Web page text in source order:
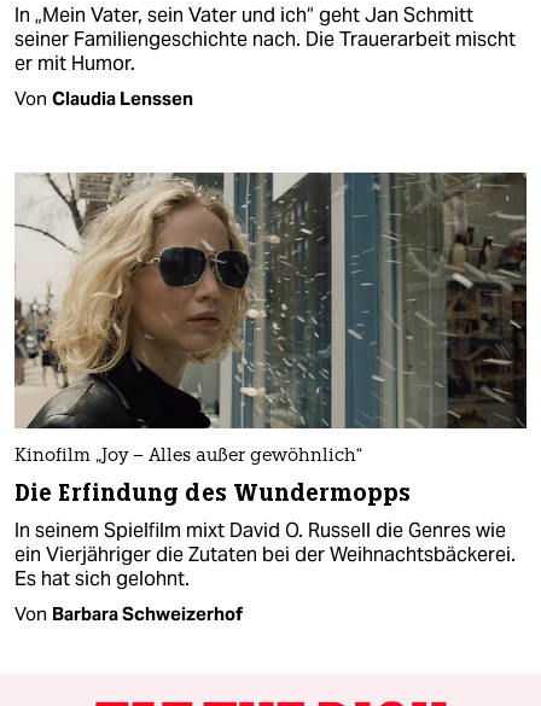
In „Mein Vater, sein Vater und ich“ geht Jan Schmitt
seiner Familiengeschichte nach. Die Trauerarbeit mischt
er mit Humor.
Von Claudia Lenssen
Kinofilm „Joy – Alles außer gewöhnlich“
Die Erfindung des Wundermopps
In seinem Spielfilm mixt David O. Russell die Genres wie
ein Vierjähriger die Zutaten bei der Weihnachtsbäckerei.
Es hat sich gelohnt.
Von Barbara Schweizerhof